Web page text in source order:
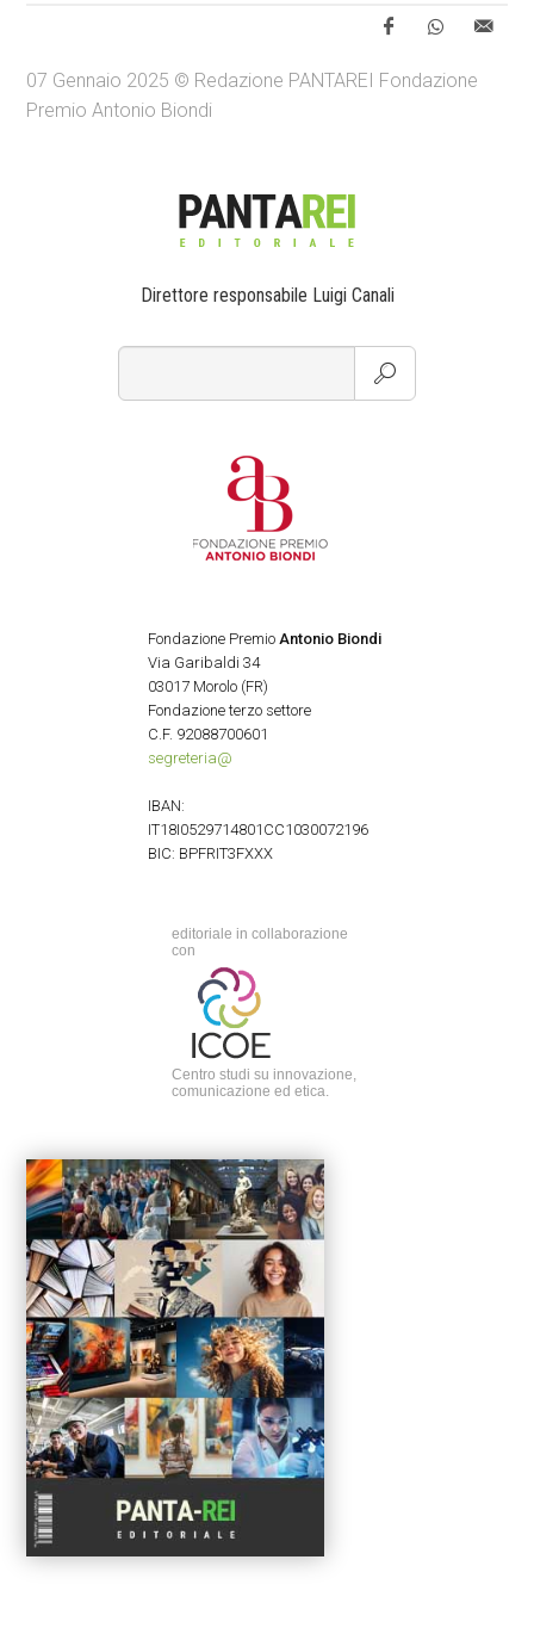
07 Gennaio 2025 © Redazione PANTAREI Fondazione
Premio Antonio Biondi
Direttore responsabile Luigi Canali
Fondazione PremioAntonio Biondi
Via Garibaldi 34
03017 Morolo (FR)
Fondazione terzo settore
C.F. 92088700601
segreteria@
IBAN:
IT18I0529714801CC1030072196
BIC: BPFRIT3FXXX
editoriale in collaborazione
con
Centro studi su innovazione,
comunicazione ed etica.